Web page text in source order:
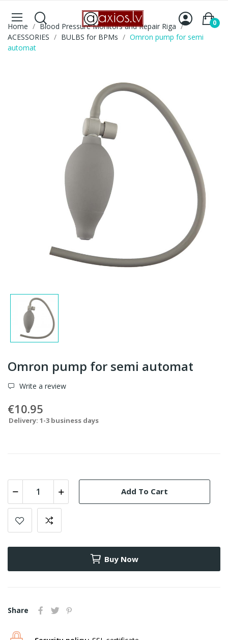
0
Home
Blood Pressure Monitors and Repair Riga
ACESSORIES
BULBS for BPMs
Omron pump for semi
automat
Omron pump for semi automat
Write a review
€10.95
Delivery: 1-3 business days
Add To Cart
Buy Now
Share